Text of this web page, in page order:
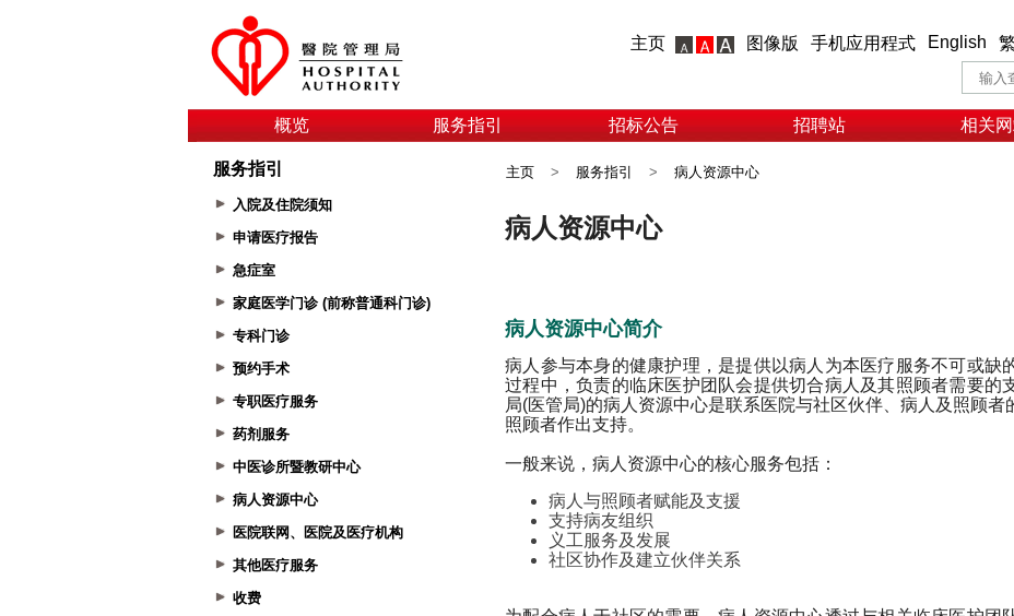
主页 图像版 手机应用程式 English
概览 服务指引 招标公告 招聘站 相关
服务指引
入院及住院须知
申请医疗报告
急症室
家庭医学门诊 (前称普通科门诊)
专科门诊
预约手术
专职医疗服务
药剂服务
中医诊所暨教研中心
病人资源中心
医院联网、医院及医疗机构
其他医疗服务
收费
主页 > 服务指引 > 病人资源中心